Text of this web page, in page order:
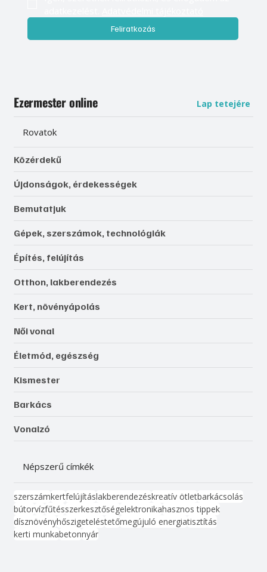
Feliratkozás
Ezermester online Lap tetejére
Rovatok
Közérdekű
Újdonságok, érdekességek
Bemutatjuk
Gépek, szerszámok, technológiák
Építés, felújítás
Otthon, lakberendezés
Kert, növényápolás
Női vonal
Életmód, egészség
Kismester
Barkács
Vonalzó
Népszerű címkék
szerszámkertfelújításlakberendezéskreatív ötletbarkácsolás
bútorvízfűtésszerkesztőségelektronikahasznos tippek
dísznövényhőszigeteléstetőmegújuló energiatisztítás
kerti munkabetonnyár